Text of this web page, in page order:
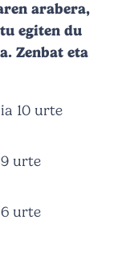
arabera,
egiten du
Zenbat eta
10 urte
urte
urte